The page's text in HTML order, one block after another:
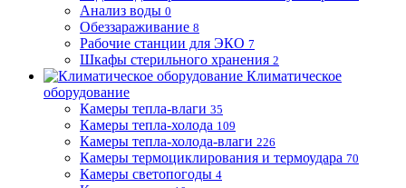
Анализ воды 0
Обеззараживание 8
Рабочие станции для ЭКО 7
Шкафы стерильного хранения 2
Климатическое
оборудование
Камеры тепла-влаги 35
Камеры тепла-холода 109
Камеры тепла-холода-влаги 226
Камеры термоциклирования и термоудара 70
Камеры светопогоды 4